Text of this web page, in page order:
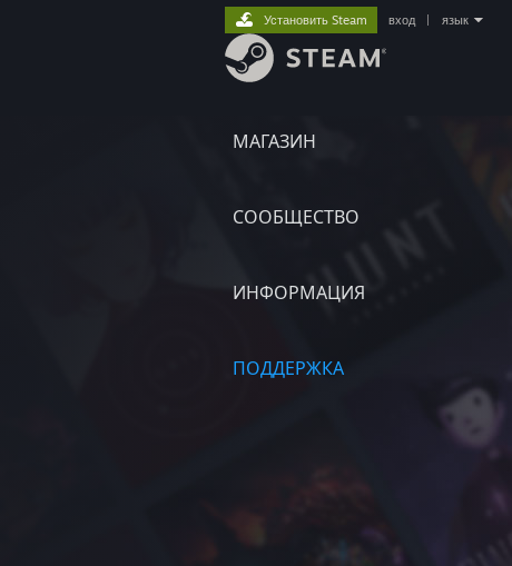
МАГАЗИН
СООБЩЕСТВО
ИНФОРМАЦИЯ
ПОДДЕРЖКА
Установить Steam вход язык